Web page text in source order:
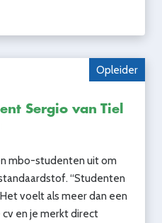
Opleider
Sergio van Tiel
mbo-studenten uit om
“Studenten
voelt als meer dan een
cv en je merkt direct